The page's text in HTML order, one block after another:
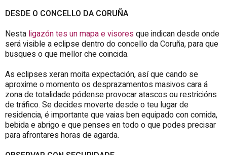
DESDE O CONCELLO DA CORUÑA
Nesta ligazón tes un mapa e visores que indican desde onde
será visible a eclipse dentro do concello da Coruña, para que
busques o que mellor che coincida.
As eclipses xeran moita expectación, así que cando se
aproxime o momento os desprazamentos masivos cara á
zona de totalidade pódense provocar atascos ou restricións
de tráfico. Se decides moverte desde o teu lugar de
residencia, é importante que vaias ben equipado con comida,
bebida e abrigo e que penses en todo o que podes precisar
para afrontares horas de agarda.